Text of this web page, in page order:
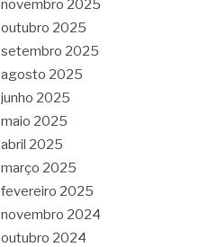
novembro 2025
outubro 2025
setembro 2025
agosto 2025
junho 2025
maio 2025
abril 2025
março 2025
fevereiro 2025
novembro 2024
outubro 2024